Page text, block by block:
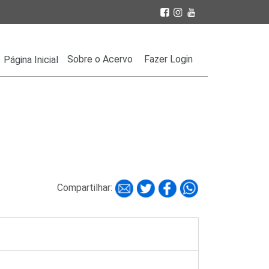
Página Inicial Sobre o Acervo Fazer Login
Compartilhar: